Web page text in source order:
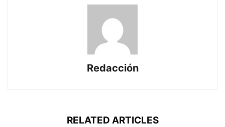
Redacción
RELATED ARTICLES